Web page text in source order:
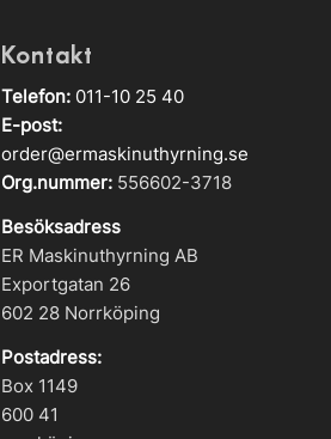
Kontakt
Telefon: 011-10 25 40
E-post:
order@ermaskinuthyrning.se
Org.nummer: 556602-3718
Besöksadress
ER Maskinuthyrning AB
Exportgatan 26
602 28 Norrköping
Postadress:
Box 1149
600 41